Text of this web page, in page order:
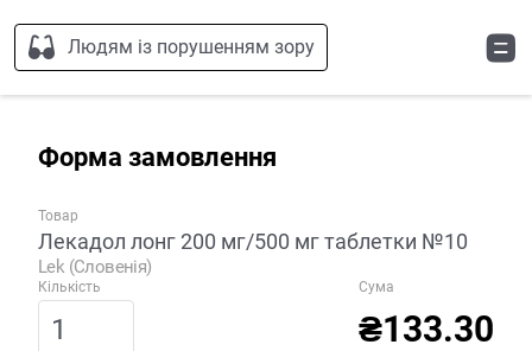
Людям із порушенням зору
Форма замовлення
Товар
Лекадол лонг 200 мг/500 мг таблетки №10
Lek (Словенія)
Кількість Сума
₴133.30